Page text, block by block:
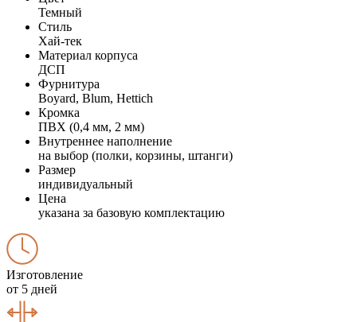
Темный
Стиль
Хай-тек
Материал корпуса
ДСП
Фурнитура
Boyard, Blum, Hettich
Кромка
ПВХ (0,4 мм, 2 мм)
Внутреннее наполнение
на выбор (полки, корзины, штанги)
Размер
индивидуальный
Цена
указана за базовую комплектацию
Изготовление
от 5 дней